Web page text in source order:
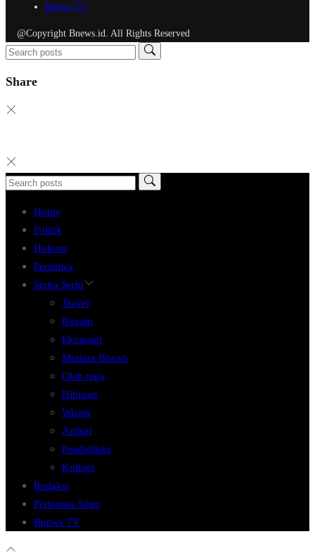
Bnews TV
@Copyright Bnews.id. All Rights Reserved
Share
Home
Politik
Hukum
Peristiwa
Serba Serbi
Travel
Ragam
Ekonomi
Mutiara Bnews
Olah raga
Hiburan
Wisata
Artikel
Pendidikan
Kuliner
Redaksi
Pedoman Siber
Bnews TV